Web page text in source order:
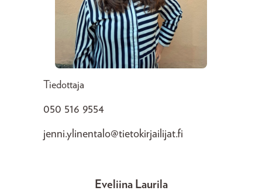
Tiedottaja
050 516 9554
jenni.ylinentalo@tietokirjailijat.fi
Eveliina Laurila